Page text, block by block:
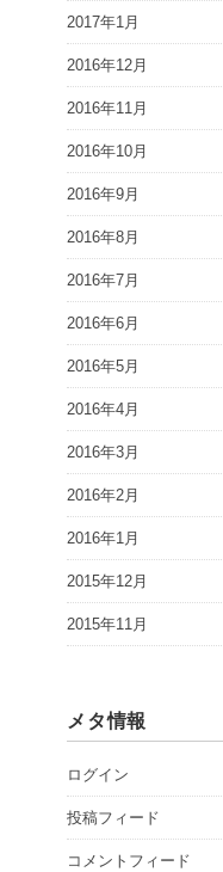
2017年1月
2016年12月
2016年11月
2016年10月
2016年9月
2016年8月
2016年7月
2016年6月
2016年5月
2016年4月
2016年3月
2016年2月
2016年1月
2015年12月
2015年11月
メタ情報
ログイン
投稿フィード
コメントフィード